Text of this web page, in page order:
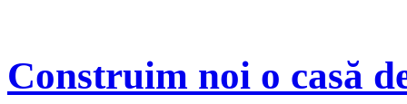
Construim noi o casă